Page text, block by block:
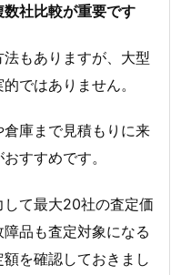
社比較が重要です
もありますが、大型
ではありません。
庫まで見積もりに来
すすめです。
て最大20社の査定価
品も査定対象になる
を確認しておきまし